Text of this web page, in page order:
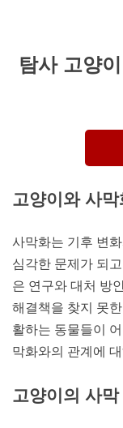
탐사 고양
고양이와 사
사막화는 기후 변
심각한 문제가 되
은 연구와 대처 방
해결책을 찾지 못
활하는 동물들이
막화와의 관계에
고양이의 사